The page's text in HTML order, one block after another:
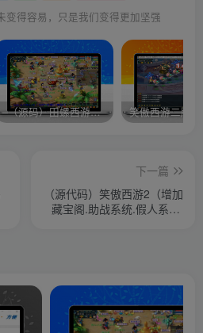
变得容易，只是我们变得更加坚强
–（源码）田螺西游9.0 假人摆摊18门派飞升渡劫化圣助战最新BB谛听…. 笑傲西游二版-
下一篇
（源代码）笑傲西游2（增加
藏宝阁.助战系统.假人系统.